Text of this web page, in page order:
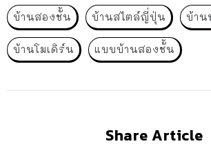
บ้านสองชั้น บ้านสไตล์ญี่ปุ่น บ้าน
บ้านโมเดิร์น แบบบ้านสองชั้น
Share Article